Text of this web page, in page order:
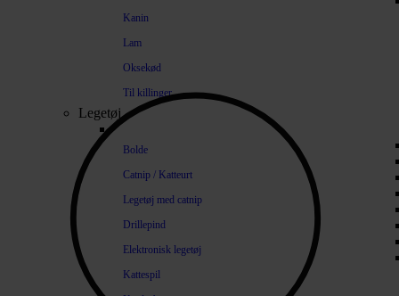
Kanin
Lam
Oksekød
Til killinger
Legetøj
Bolde
Catnip / Katteurt
Legetøj med catnip
Drillepind
Elektronisk legetøj
Kattespil